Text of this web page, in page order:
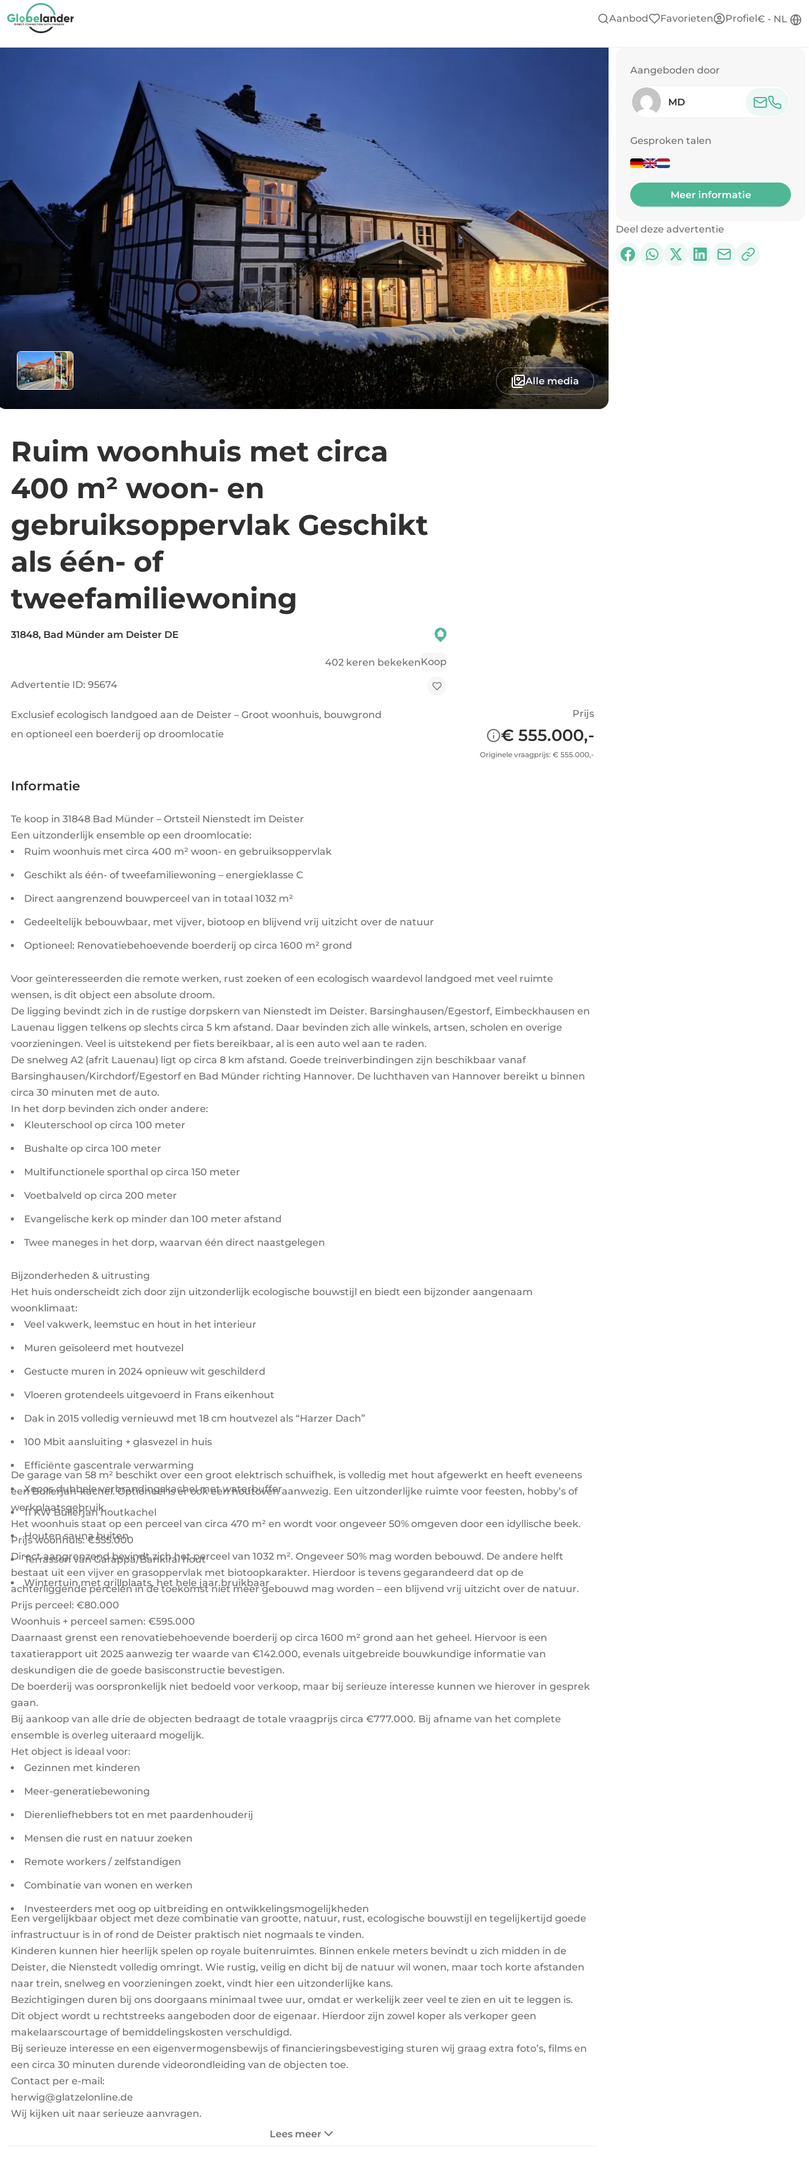
Aanbod Favorieten Profiel € - NL
Alle media
Ruim woonhuis met circa
400 m² woon- en
gebruiksoppervlak Geschikt
als één- of
tweefamiliewoning
31848, Bad Münder am Deister DE
402 keren bekekenKoop
Advertentie ID: 95674
Exclusief ecologisch landgoed aan de Deister – Groot woonhuis, bouwgrond
en optioneel een boerderij op droomlocatie
Prijs
€ 555.000,-
Originele vraagprijs: € 555.000,-
Informatie
Te koop in 31848 Bad Münder – Ortsteil Nienstedt im Deister
Een uitzonderlijk ensemble op een droomlocatie:
Ruim woonhuis met circa 400 m² woon- en gebruiksoppervlak
Geschikt als één- of tweefamiliewoning – energieklasse C
Direct aangrenzend bouwperceel van in totaal 1032 m²
Gedeeltelijk bebouwbaar, met vijver, biotoop en blijvend vrij uitzicht over de natuur
Optioneel: Renovatiebehoevende boerderij op circa 1600 m² grond
Voor geïnteresseerden die remote werken, rust zoeken of een ecologisch waardevol landgoed met veel ruimte
wensen, is dit object een absolute droom.
De ligging bevindt zich in de rustige dorpskern van Nienstedt im Deister. Barsinghausen/Egestorf, Eimbeckhausen en
Lauenau liggen telkens op slechts circa 5 km afstand. Daar bevinden zich alle winkels, artsen, scholen en overige
voorzieningen. Veel is uitstekend per fiets bereikbaar, al is een auto wel aan te raden.
De snelweg A2 (afrit Lauenau) ligt op circa 8 km afstand. Goede treinverbindingen zijn beschikbaar vanaf
Barsinghausen/Kirchdorf/Egestorf en Bad Münder richting Hannover. De luchthaven van Hannover bereikt u binnen
circa 30 minuten met de auto.
In het dorp bevinden zich onder andere:
Kleuterschool op circa 100 meter
Bushalte op circa 100 meter
Multifunctionele sporthal op circa 150 meter
Voetbalveld op circa 200 meter
Evangelische kerk op minder dan 100 meter afstand
Twee maneges in het dorp, waarvan één direct naastgelegen
Bijzonderheden & uitrusting
Het huis onderscheidt zich door zijn uitzonderlijk ecologische bouwstijl en biedt een bijzonder aangenaam
woonklimaat:
Veel vakwerk, leemstuc en hout in het interieur
Muren geïsoleerd met houtvezel
Gestucte muren in 2024 opnieuw wit geschilderd
Vloeren grotendeels uitgevoerd in Frans eikenhout
Dak in 2015 volledig vernieuwd met 18 cm houtvezel als “Harzer Dach”
100 Mbit aansluiting + glasvezel in huis
Efficiënte gascentrale verwarming
Xeoos dubbele verbrandingskachel met waterbuffer
11 KW Bullerjan houtkachel
Houten sauna buiten
Terrassen van Garappa/Bankirai hout
Wintertuin met grillplaats, het hele jaar bruikbaar
De garage van 58 m² beschikt over een groot elektrisch schuifhek, is volledig met hout afgewerkt en heeft eveneens
een Bullerjan-kachel. Optioneel is er ook een houtoven aanwezig. Een uitzonderlijke ruimte voor feesten, hobby’s of
werkplaatsgebruik.
Het woonhuis staat op een perceel van circa 470 m² en wordt voor ongeveer 50% omgeven door een idyllische beek.
Prijs woonhuis: €555.000
Direct aangrenzend bevindt zich het perceel van 1032 m². Ongeveer 50% mag worden bebouwd. De andere helft
bestaat uit een vijver en grasoppervlak met biotoopkarakter. Hierdoor is tevens gegarandeerd dat op de
achterliggende percelen in de toekomst niet meer gebouwd mag worden – een blijvend vrij uitzicht over de natuur.
Prijs perceel: €80.000
Woonhuis + perceel samen: €595.000
Daarnaast grenst een renovatiebehoevende boerderij op circa 1600 m² grond aan het geheel. Hiervoor is een
taxatierapport uit 2025 aanwezig ter waarde van €142.000, evenals uitgebreide bouwkundige informatie van
deskundigen die de goede basisconstructie bevestigen.
De boerderij was oorspronkelijk niet bedoeld voor verkoop, maar bij serieuze interesse kunnen we hierover in gesprek
gaan.
Bij aankoop van alle drie de objecten bedraagt de totale vraagprijs circa €777.000. Bij afname van het complete
ensemble is overleg uiteraard mogelijk.
Het object is ideaal voor:
Gezinnen met kinderen
Meer-generatiebewoning
Dierenliefhebbers tot en met paardenhouderij
Mensen die rust en natuur zoeken
Remote workers / zelfstandigen
Combinatie van wonen en werken
Investeerders met oog op uitbreiding en ontwikkelingsmogelijkheden
Een vergelijkbaar object met deze combinatie van grootte, natuur, rust, ecologische bouwstijl en tegelijkertijd goede
infrastructuur is in of rond de Deister praktisch niet nogmaals te vinden.
Kinderen kunnen hier heerlijk spelen op royale buitenruimtes. Binnen enkele meters bevindt u zich midden in de
Deister, die Nienstedt volledig omringt. Wie rustig, veilig en dicht bij de natuur wil wonen, maar toch korte afstanden
naar trein, snelweg en voorzieningen zoekt, vindt hier een uitzonderlijke kans.
Bezichtigingen duren bij ons doorgaans minimaal twee uur, omdat er werkelijk zeer veel te zien en uit te leggen is.
Dit object wordt u rechtstreeks aangeboden door de eigenaar. Hierdoor zijn zowel koper als verkoper geen
makelaarscourtage of bemiddelingskosten verschuldigd.
Bij serieuze interesse en een eigenvermogensbewijs of financieringsbevestiging sturen wij graag extra foto’s, films en
een circa 30 minuten durende videorondleiding van de objecten toe.
Contact per e-mail:
herwig@glatzelonline.de
Wij kijken uit naar serieuze aanvragen.
Lees meer
Aangeboden door
MD
Gesproken talen
Meer informatie
Deel deze advertentie